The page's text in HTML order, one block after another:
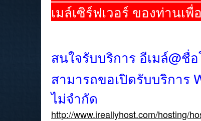
เมล์เซิร์ฟเวอร์ ของท่านเ
สนใจรับบริการ อีเมล์@ชื่
สามารถขอเปิดรับบริการ
ไม่จำกัด
http://www.ireallyhost.com/hosting/